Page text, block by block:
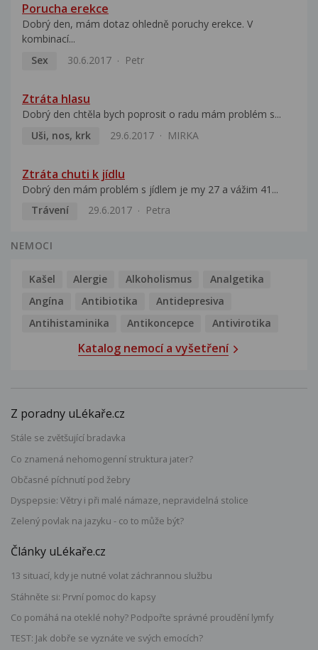
Porucha erekce
Dobrý den, mám dotaz ohledně poruchy erekce. V
kombinací...
Sex
30.6.2017 Petr
Ztráta hlasu
Dobrý den chtěla bych poprosit o radu mám problém s...
Uši, nos, krk
29.6.2017 MIRKA
Ztráta chuti k jídlu
Dobrý den mám problém s jídlem je my 27 a vážim 41...
Trávení
29.6.2017 Petra
NEMOCI
Kašel Alergie Alkoholismus
Analgetika
Angína
Antibiotika
Antidepresiva
Antihistaminika
Antikoncepce Antivirotika
Katalog nemocí a vyšetření
Z poradny uLékaře.cz
Stále se zvětšující bradavka
Co znamená nehomogenní struktura jater?
Občasné píchnutí pod žebry
Dyspepsie: Větry i při malé námaze, nepravidelná stolice
Zelený povlak na jazyku - co to může být?
Články uLékaře.cz
13 situací, kdy je nutné volat záchrannou službu
Stáhněte si: První pomoc do kapsy
Co pomáhá na oteklé nohy? Podpořte správné proudění lymfy
TEST: Jak dobře se vyznáte ve svých emocích?